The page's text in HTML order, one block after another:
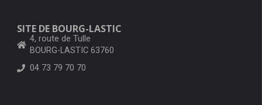
SITE DE BOURG-LASTIC
4, route de Tulle
BOURG-LASTIC 63760
04 73 79 70 70